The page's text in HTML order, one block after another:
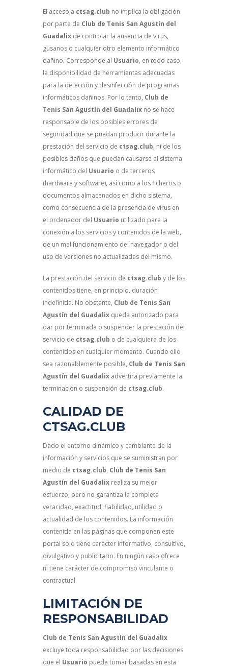
El acceso a ctsag.club no implica la obligación
por parte de Club de Tenis San Agustín del
Guadalix de controlar la ausencia de virus,
gusanos o cualquier otro elemento informático
dañino. Corresponde al Usuario, en todo caso,
la disponibilidad de herramientas adecuadas
para la detección y desinfección de programas
informáticos dañinos. Por lo tanto, Club de
Tenis San Agustín del Guadalix no se hace
responsable de los posibles errores de
seguridad que se puedan producir durante la
prestación del servicio de ctsag.club, ni de los
posibles daños que puedan causarse al sistema
informático del Usuario o de terceros
(hardware y software), así como a los ficheros o
documentos almacenados en dicho sistema,
como consecuencia de la presencia de virus en
el ordenador del Usuario utilizado para la
conexión a los servicios y contenidos de la web,
de un mal funcionamiento del navegador o del
uso de versiones no actualizadas del mismo.
La prestación del servicio de ctsag.club y de los
contenidos tiene, en principio, duración
indefinida. No obstante, Club de Tenis San
Agustín del Guadalix queda autorizado para
dar por terminada o suspender la prestación del
servicio de ctsag.club o de cualquiera de los
contenidos en cualquier momento. Cuando ello
sea razonablemente posible, Club de Tenis San
Agustín del Guadalix advertirá previamente la
terminación o suspensión de ctsag.club.
CALIDAD DE
CTSAG.CLUB
Dado el entorno dinámico y cambiante de la
información y servicios que se suministran por
medio de ctsag.club, Club de Tenis San
Agustín del Guadalix realiza su mejor
esfuerzo, pero no garantiza la completa
veracidad, exactitud, fiabilidad, utilidad o
actualidad de los contenidos. La información
contenida en las páginas que componen este
portal solo tiene carácter informativo, consultivo,
divulgativo y publicitario. En ningún caso ofrece
ni tiene carácter de compromiso vinculante o
contractual.
LIMITACIÓN DE
RESPONSABILIDAD
Club de Tenis San Agustín del Guadalix
excluye toda responsabilidad por las decisiones
que el Usuario pueda tomar basadas en esta